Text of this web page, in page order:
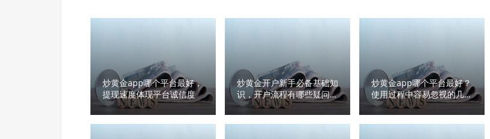
炒黄金app哪个平台最好，
提现速度体现平台诚信度
炒黄金开户新手必备基础知
识，开户流程有哪些疑问一
次解答
炒黄金app哪个平台最好？
使用过程中容易忽视的几点
你知道吗？